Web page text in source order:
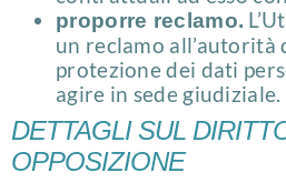
proporre reclamo.
un reclamo
protezione dei dati
agire in sede giudiziale.
DETTAGLI SUL
OPPOSIZIONE